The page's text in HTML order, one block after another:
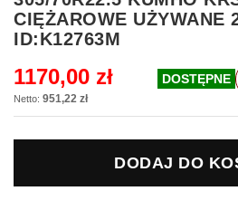
na
początek
galerii
CIĘŻAROWE UŻYWANE
ID:K12763M
1170,00 zł
951,22 zł
DOSTĘPNE
DODAJ DO